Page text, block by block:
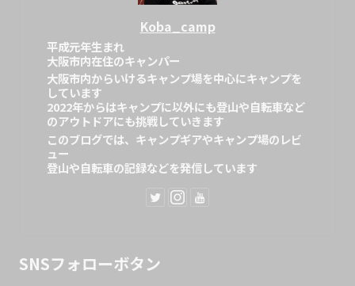
Koba_camp
平成元年生まれ
大阪市内在住のキャンパー
大阪市内からいけるキャンプ場を中心にキャンプを
しています
2022年からはキャンプに以外にも登山や自転車など
のアウトドアにも挑戦していきます
このブログでは、キャンプギアやキャンプ場のレビ
ュー
登山や自転車の記録などを発信しています
SNSフォローボタン